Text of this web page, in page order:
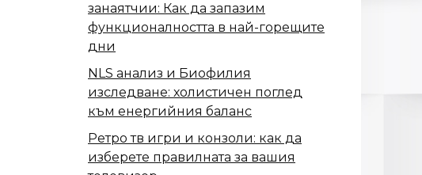
занаятчии: Как да запазим
функционалността в най-горещите
дни
NLS анализ и Биофилия
изследване: холистичен поглед
към енергийния баланс
Ретро тв игри и конзоли: как да
изберете правилната за вашия